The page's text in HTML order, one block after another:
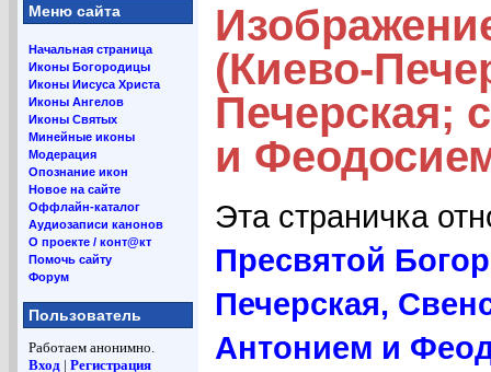
Меню сайта
Начальная страница
Иконы Богородицы
Иконы Иисуса Христа
Иконы Ангелов
Иконы Святых
Минейные иконы
Модерация
Опознание икон
Новое на сайте
Оффлайн-каталог
Аудиозаписи канонов
О проекте / конт@кт
Помочь сайту
Форум
Пользователь
Работаем анонимно.
Вход | Регистрация
(Киево-
Печерская;
и
Эта страничка
Пресвятой
Печерская,
Антонием и